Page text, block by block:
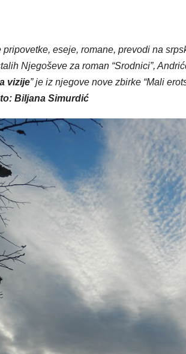
eseje, romane, prevodi na
Njegoševe za roman “Srodnici”,
vizije” je iz njegove nove zbirke “Mali
Biljana Simurdić